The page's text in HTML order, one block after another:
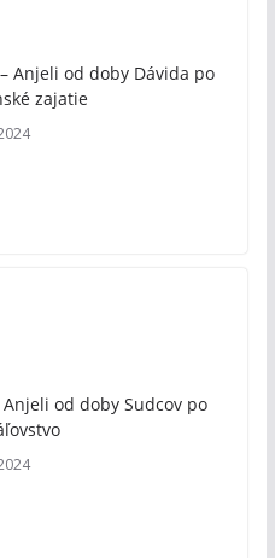
Anjeli od doby Dávida po
zajatie
Anjeli od doby Sudcov po